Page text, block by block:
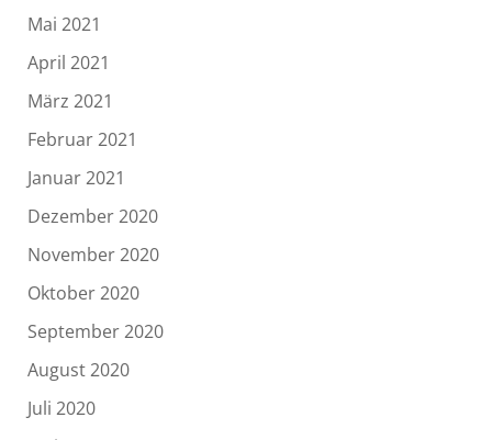
Mai 2021
April 2021
März 2021
Februar 2021
Januar 2021
Dezember 2020
November 2020
Oktober 2020
September 2020
August 2020
Juli 2020